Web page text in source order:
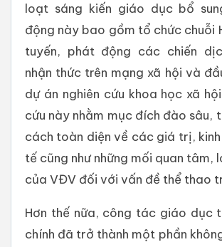
loạt sáng kiến ​​giáo dục bổ
động này bao gồm tổ chức chuỗi
tuyến, phát động các chiến
nhận thức trên mạng xã hội và
dự án nghiên cứu khoa học xã
cứu này nhằm mục đích đào sâu,
cách toàn diện về các giá trị,
tế cũng như những mối quan tâm,
của VĐV đối với vấn đề thể thao
Hơn thế nữa, công tác giáo dục
chính đã trở thành một phần